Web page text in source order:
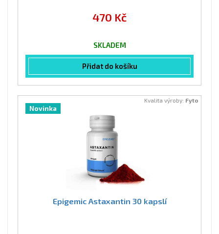
470 Kč
SKLADEM
Přidat do košíku
Kvalita výroby: Fyto
Novinka
Epigemic Astaxantin 30 kapslí